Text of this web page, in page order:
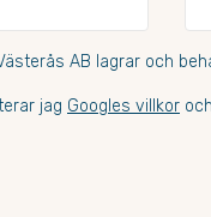
AB lagrar och
jag Googles villkor